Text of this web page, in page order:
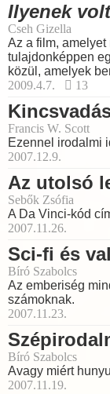
Ilyenek
Cseh Gizella
Az a film,
tulajdonképpen
közül, amelyek
2009.4.7.
13
Francis W. Scott
Ezennel irodalmi
2007.12.9.
Az utolsó
Sebők Zsófia
A Da Vinci-kód
2007.11.26.
Sci-fi és
Bíró Szabolcs
Az emberiség
számoknak.
2007.11.23.
Bíró Szabolcs
Avagy miért
2007.11.19.